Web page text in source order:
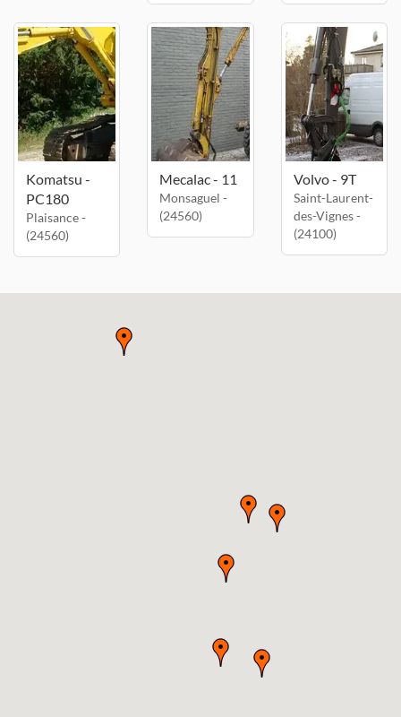
Komatsu -
PC180
Plaisance -
(24560)
Mecalac - 11
Monsaguel -
(24560)
Volvo - 9T
Saint-Laurent-
des-Vignes -
(24100)